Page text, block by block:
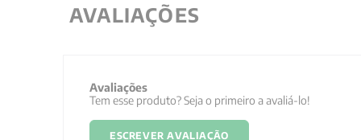
AVALIAÇÕES
Avaliações
Tem esse produto? Seja o primeiro a avaliá-lo!
ESCREVER AVALIAÇÃO